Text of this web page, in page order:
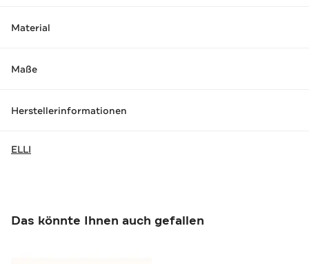
Material
Maße
Herstellerinformationen
ELLI
Das könnte Ihnen auch gefallen